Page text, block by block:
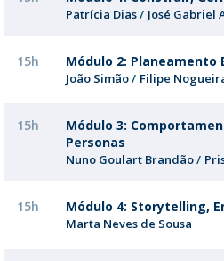
Family and
Patrícia Dias José Gabriel
15h Módulo 2: Planeamento
João Simão Filipe
15h
Módulo 3:
Personas
Nuno Goulart Brandão
15h Módulo 4: Storytelling,
Marta Neves de Sousa